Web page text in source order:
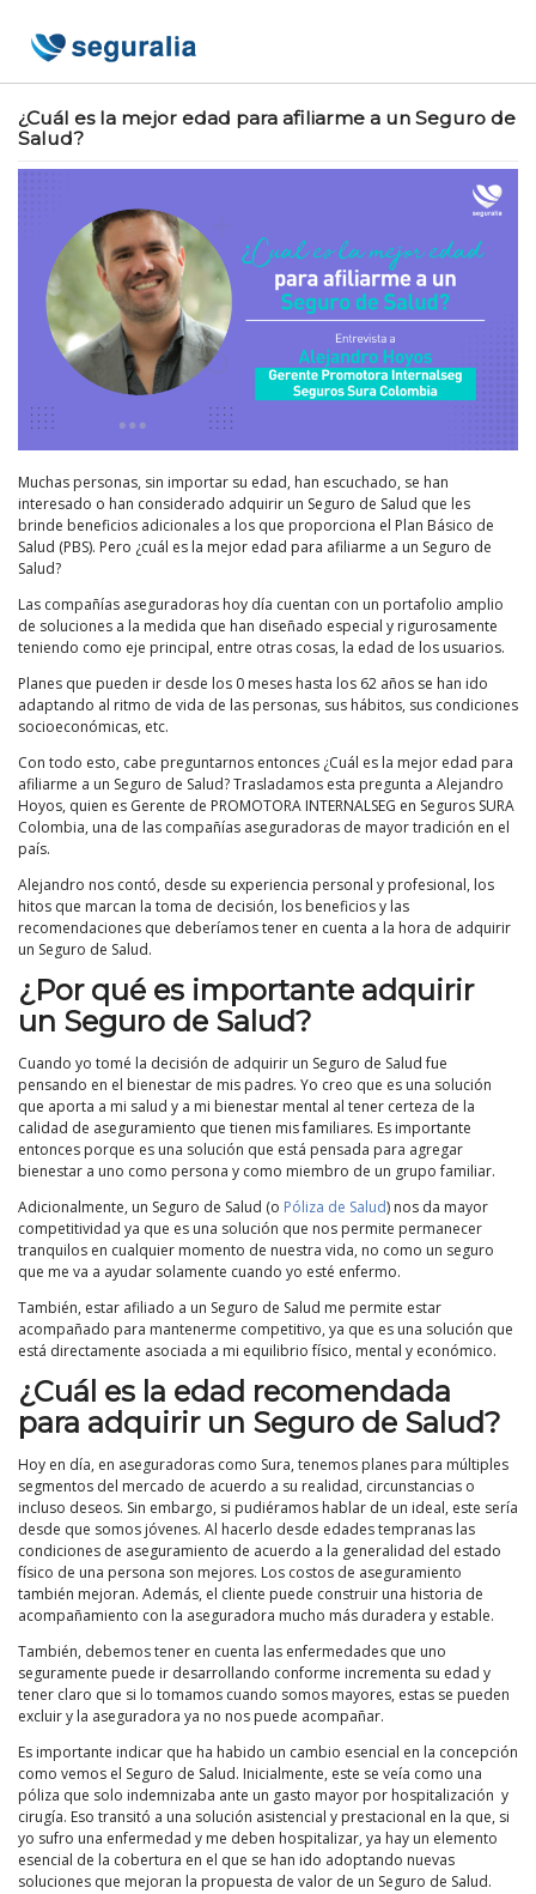
content
¿Cuál es la mejor edad para afiliarme a un Seguro de
Salud?
Muchas personas, sin importar su edad, han escuchado, se han
interesado o han considerado adquirir un Seguro de Salud que les
brinde beneficios adicionales a los que proporciona el Plan Básico de
Salud (PBS). Pero ¿cuál es la mejor edad para afiliarme a un Seguro de
Salud?
Las compañías aseguradoras hoy día cuentan con un portafolio amplio
de soluciones a la medida que han diseñado especial y rigurosamente
teniendo como eje principal, entre otras cosas, la edad de los usuarios.
Planes que pueden ir desde los 0 meses hasta los 62 años se han ido
adaptando al ritmo de vida de las personas, sus hábitos, sus condiciones
socioeconómicas, etc.
Con todo esto, cabe preguntarnos entonces ¿Cuál es la mejor edad para
afiliarme a un Seguro de Salud? Trasladamos esta pregunta a Alejandro
Hoyos, quien es Gerente de PROMOTORA INTERNALSEG en Seguros SURA
Colombia, una de las compañías aseguradoras de mayor tradición en el
país.
Alejandro nos contó, desde su experiencia personal y profesional, los
hitos que marcan la toma de decisión, los beneficios y las
recomendaciones que deberíamos tener en cuenta a la hora de adquirir
un Seguro de Salud.
¿Por qué es importante adquirir
un Seguro de Salud?
Cuando yo tomé la decisión de adquirir un Seguro de Salud fue
pensando en el bienestar de mis padres. Yo creo que es una solución
que aporta a mi salud y a mi bienestar mental al tener certeza de la
calidad de aseguramiento que tienen mis familiares. Es importante
entonces porque es una solución que está pensada para agregar
bienestar a uno como persona y como miembro de un grupo familiar.
Adicionalmente, un Seguro de Salud (o Póliza de Salud) nos da mayor
competitividad ya que es una solución que nos permite permanecer
tranquilos en cualquier momento de nuestra vida, no como un seguro
que me va a ayudar solamente cuando yo esté enfermo.
También, estar afiliado a un Seguro de Salud me permite estar
acompañado para mantenerme competitivo, ya que es una solución que
está directamente asociada a mi equilibrio físico, mental y económico.
¿Cuál es la edad recomendada
para adquirir un Seguro de Salud?
Hoy en día, en aseguradoras como Sura, tenemos planes para múltiples
segmentos del mercado de acuerdo a su realidad, circunstancias o
incluso deseos. Sin embargo, si pudiéramos hablar de un ideal, este sería
desde que somos jóvenes. Al hacerlo desde edades tempranas las
condiciones de aseguramiento de acuerdo a la generalidad del estado
físico de una persona son mejores. Los costos de aseguramiento
también mejoran. Además, el cliente puede construir una historia de
acompañamiento con la aseguradora mucho más duradera y estable.
También, debemos tener en cuenta las enfermedades que uno
seguramente puede ir desarrollando conforme incrementa su edad y
tener claro que si lo tomamos cuando somos mayores, estas se pueden
excluir y la aseguradora ya no nos puede acompañar.
Es importante indicar que ha habido un cambio esencial en la concepción
como vemos el Seguro de Salud. Inicialmente, este se veía como una
póliza que solo indemnizaba ante un gasto mayor por hospitalización y
cirugía. Eso transitó a una solución asistencial y prestacional en la que, si
yo sufro una enfermedad y me deben hospitalizar, ya hay un elemento
esencial de la cobertura en el que se han ido adoptando nuevas
soluciones que mejoran la propuesta de valor de un Seguro de Salud.